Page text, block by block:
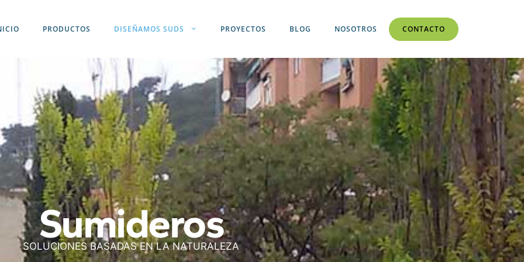
PRODUCTOS DISEÑAMOS SUDS PROYECTOS BLOG NOSOTROS CONTACTO
Sumideros
SOLUCIONES BASADAS EN LA NATURALEZA